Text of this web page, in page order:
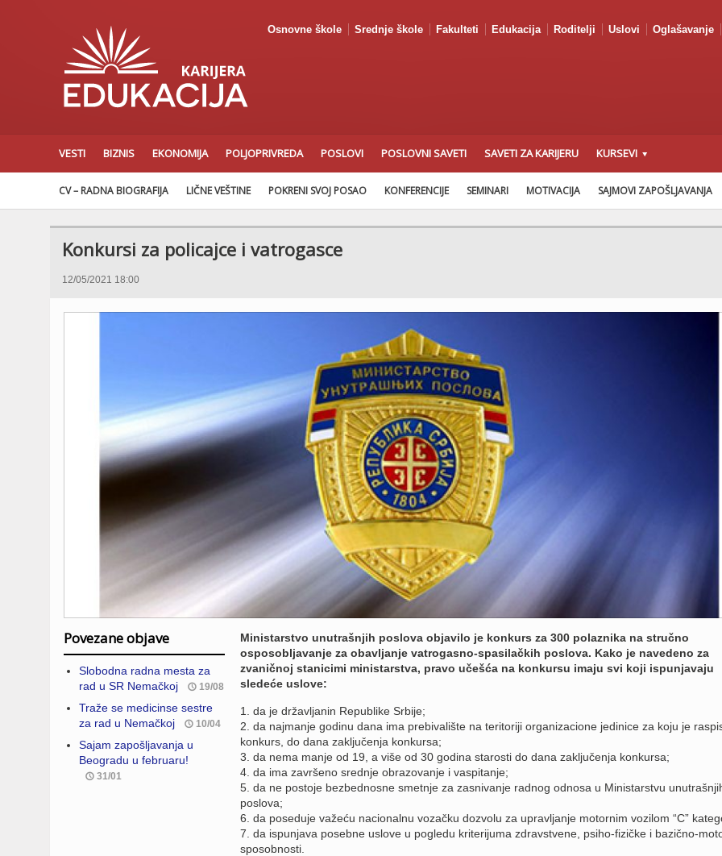
Osnovne škole Srednje škole Fakulteti Edukacija Roditelji Uslovi Oglašavanje
VESTI BIZNIS EKONOMIJA POLJOPRIVREDA POSLOVI POSLOVNI SAVETI SAVETI ZA KARIJERU KURSEVI
CV – RADNA BIOGRAFIJA LIČNE VEŠTINE POKRENI SVOJ POSAO KONFERENCIJE SEMINARI MOTIVACIJA SAJMOVI ZAPOŠLJAVANJA
Konkursi za policajce i vatrogasce
12/05/2021 18:00
Povezane objave
Slobodna radna mesta za
rad u SR Nemačkoj
19/08
Traže se medicinse sestre
za rad u Nemačkoj
10/04
Sajam zapošljavanja u
Beogradu u februaru!
31/01
Ministarstvo unutrašnjih poslova objavilo je konkurs za 300 polaznika na stručno
osposobljavanje za obavljanje vatrogasno-spasilačkih poslova. Kako je navedeno za
zvaničnoj stanicimi ministarstva, pravo učešća na konkursu imaju svi koji ispunjavaju
sledeće uslove:
1. da je državljanin Republike Srbije;
2. da najmanje godinu dana ima prebivalište na teritoriji organizacione jedinice za koju je
konkurs, do dana zaključenja konkursa;
3. da nema manje od 19, a više od 30 godina starosti do dana zaključenja konkursa;
4. da ima završeno srednje obrazovanje i vaspitanje;
5. da ne postoje bezbednosne smetnje za zasnivanje radnog odnosa u Ministarstvu
poslova;
6. da poseduje važeću nacionalnu vozačku dozvolu za upravljanje motornim vozilom “C”
7. da ispunjava posebne uslove u pogledu kriterijuma zdravstvene, psiho-fizičke i bazično-
sposobnosti.